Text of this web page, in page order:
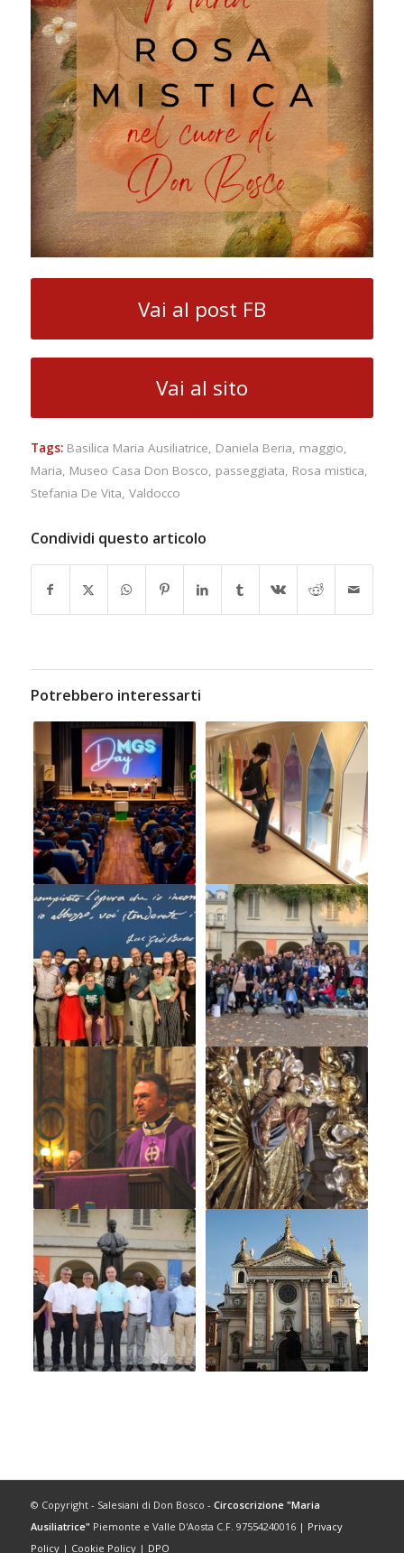
Vai al post FB
Vai al sito
Tags: Basilica Maria Ausiliatrice, Daniela Beria, maggio,
Maria, Museo Casa Don Bosco, passeggiata, Rosa mistica,
Stefania De Vita, Valdocco
Condividi questo articolo
Potrebbero interessarti
© Copyright - Salesiani di Don Bosco - Circoscrizione "Maria
Ausiliatrice" Piemonte e Valle D'Aosta C.F. 97554240016 | Privacy
Policy| Cookie Policy| DPO